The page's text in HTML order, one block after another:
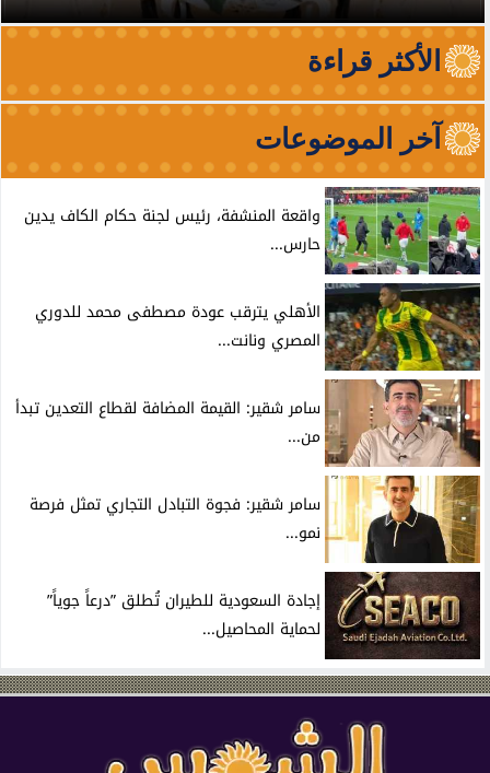
الأكثر قراءة
آخر الموضوعات
واقعة المنشفة، رئيس لجنة حكام الكاف يدين
حارس...
الأهلي يترقب عودة مصطفى محمد للدوري
المصري ونانت...
سامر شقير: القيمة المضافة لقطاع التعدين تبدأ
من...
سامر شقير: فجوة التبادل التجاري تمثل فرصة
نمو...
إجادة السعودية للطيران تُطلق ”درعاً جوياً”
لحماية المحاصيل...